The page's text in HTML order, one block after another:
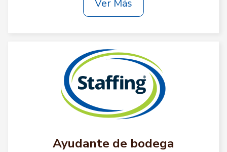
Ver Más
Ayudante de bodega